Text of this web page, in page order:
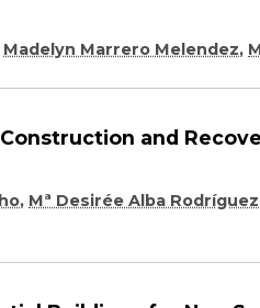
Madelyn Marrero Melendez,
and
, Mª Desirée Alba Rodríguez